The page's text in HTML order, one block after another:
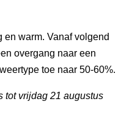
warm. Vanaf volgend
overgang naar een
toe naar 50-60%.
tot vrijdag 21 augustus